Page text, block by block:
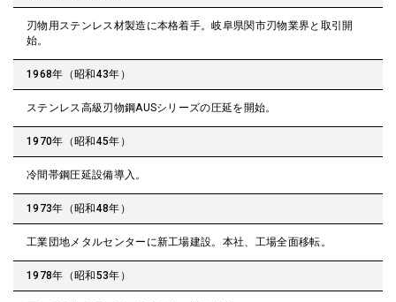
刃物用ステンレス材製造に本格着手。岐阜県関市刃物業界と取引開
始。
1968年（昭和43年）
ステンレス高級刃物鋼AUSシリーズの圧延を開始。
1970年（昭和45年）
冷間帯鋼圧延設備導入。
1973年（昭和48年）
工業団地メタルセンターに新工場建設。本社、工場全面移転。
1978年（昭和53年）